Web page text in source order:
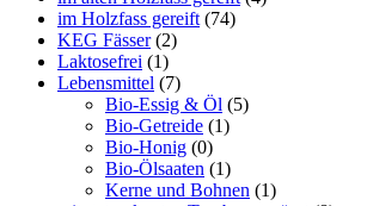
im Holzfass gereift (74)
KEG Fässer (2)
Laktosefrei (1)
Lebensmittel (7)
Bio-Essig & Öl (5)
Bio-Getreide (1)
Bio-Honig (0)
Bio-Ölsaaten (1)
Kerne und Bohnen (1)